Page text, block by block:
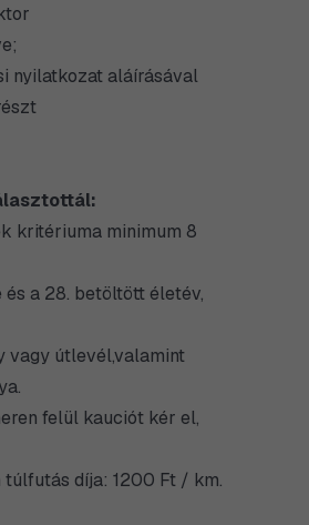
nyilatkozat aláírásával
kritériuma minimum 8
és a 28. betöltött életév,
vagy útlevél,valamint
felül kauciót kér el,
díja: 1200 Ft / km.